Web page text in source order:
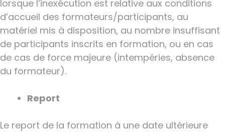
lorsque l’inexécution est relative aux conditions
d’accueil des formateurs/participants, au
matériel mis à disposition, au nombre insuffisant
de participants inscrits en formation, ou en cas
de cas de force majeure (intempéries, absence
du formateur).
Report
Le report de la formation à une date ultérieure